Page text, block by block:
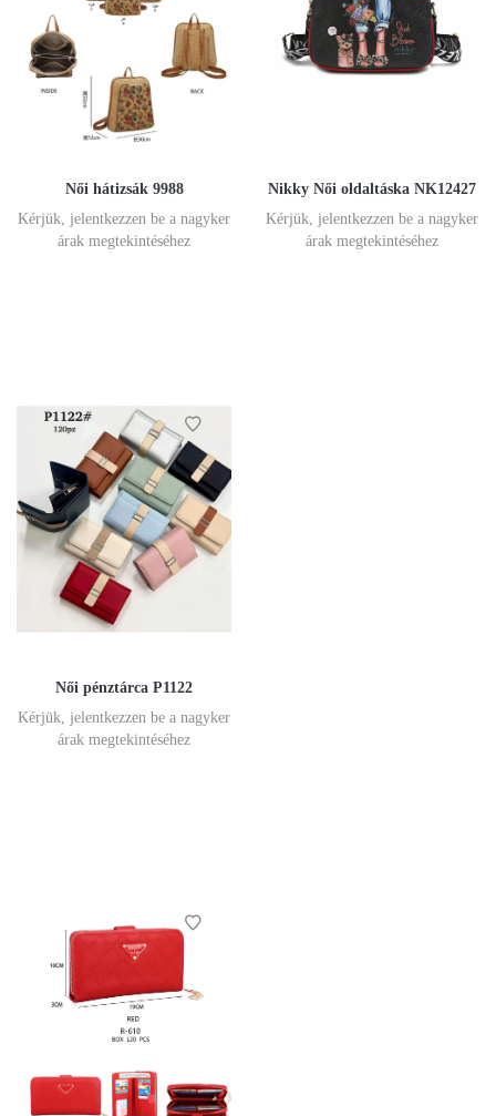
Női hátizsák 9988
Kérjük, jelentkezzen be a nagyker
árak megtekintéséhez
Nikky Női oldaltáska NK12427
Kérjük, jelentkezzen be a nagyker
árak megtekintéséhez
Női pénztárca P1122
Kérjük, jelentkezzen be a nagyker
árak megtekintéséhez